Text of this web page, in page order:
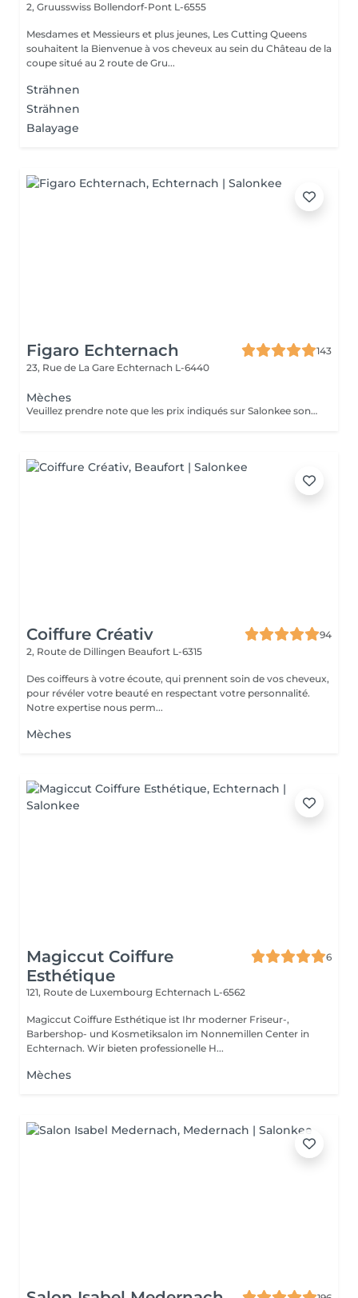
2, Gruusswiss Bollendorf-Pont L-6555
Mesdames et Messieurs et plus jeunes, Les Cutting Queens
souhaitent la Bienvenue à vos cheveux au sein du Château de la
coupe situé au 2 route de Gru...
Strähnen
Strähnen
Balayage
Figaro Echternach
143
23, Rue de La Gare Echternach L-6440
Mèches
Veuillez prendre note que les prix indiqués sur Salonkee sont communiqués à titre informatif et s'entendent de base. Ces derniers sont susceptibles de varier selon le diagnostic réalisé à votre arrivée au salon et l'expertise du professionnel à qui vous confiez votre beauté. Dans tous les cas, un devis précis vous sera proposé et toutes réalisations de prestations seront effectuées avec votre accord. Un grand merci d'avance pour votre compréhension. Au plaisir de vous recevoir très vite.
Coiffure Créativ
94
2, Route de Dillingen Beaufort L-6315
Des coiffeurs à votre écoute, qui prennent soin de vos cheveux,
pour révéler votre beauté en respectant votre personnalité.
Notre expertise nous perm...
Mèches
Magiccut Coiffure
Esthétique
6
121, Route de Luxembourg Echternach L-6562
Magiccut Coiffure Esthétique ist Ihr moderner Friseur-,
Barbershop- und Kosmetiksalon im Nonnemillen Center in
Echternach. Wir bieten professionelle H...
Mèches